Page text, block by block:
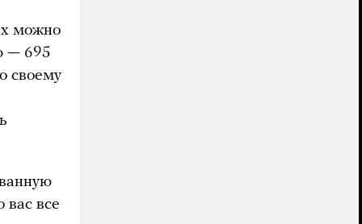
можно
— 695
своему
все